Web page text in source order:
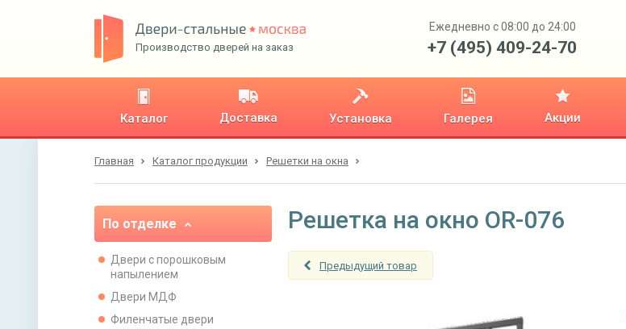
Производство дверей на заказ
Ежедневно с 08:00 до 24:00
+7 (495) 409-24-70
Каталог Доставка Установка Галерея Акции
Главная Каталог продукции Решетки на окна
По отделке
Двери с порошковым
напылением
Двери МДФ
Филенчатые двери
Решетка на окно OR-076
Предыдущий товар